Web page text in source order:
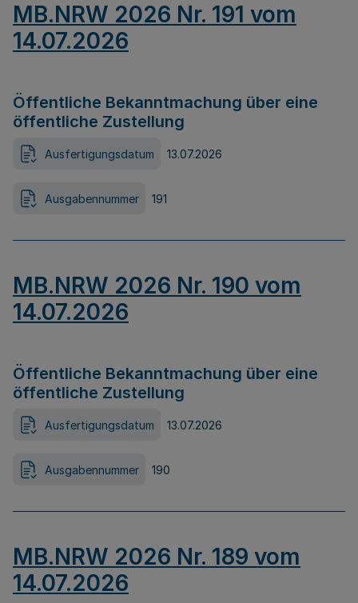
MB.NRW 2026 Nr. 191 vom
14.07.2026
Öffentliche Bekanntmachung über eine
öffentliche Zustellung
Ausfertigungsdatum 13.07.2026
Ausgabennummer 191
MB.NRW 2026 Nr. 190 vom
14.07.2026
Öffentliche Bekanntmachung über eine
öffentliche Zustellung
Ausfertigungsdatum 13.07.2026
Ausgabennummer 190
MB.NRW 2026 Nr. 189 vom
14.07.2026